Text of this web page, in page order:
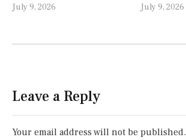
July 9, 2026 July 9, 2026
Leave a Reply
Your email address will not be published.